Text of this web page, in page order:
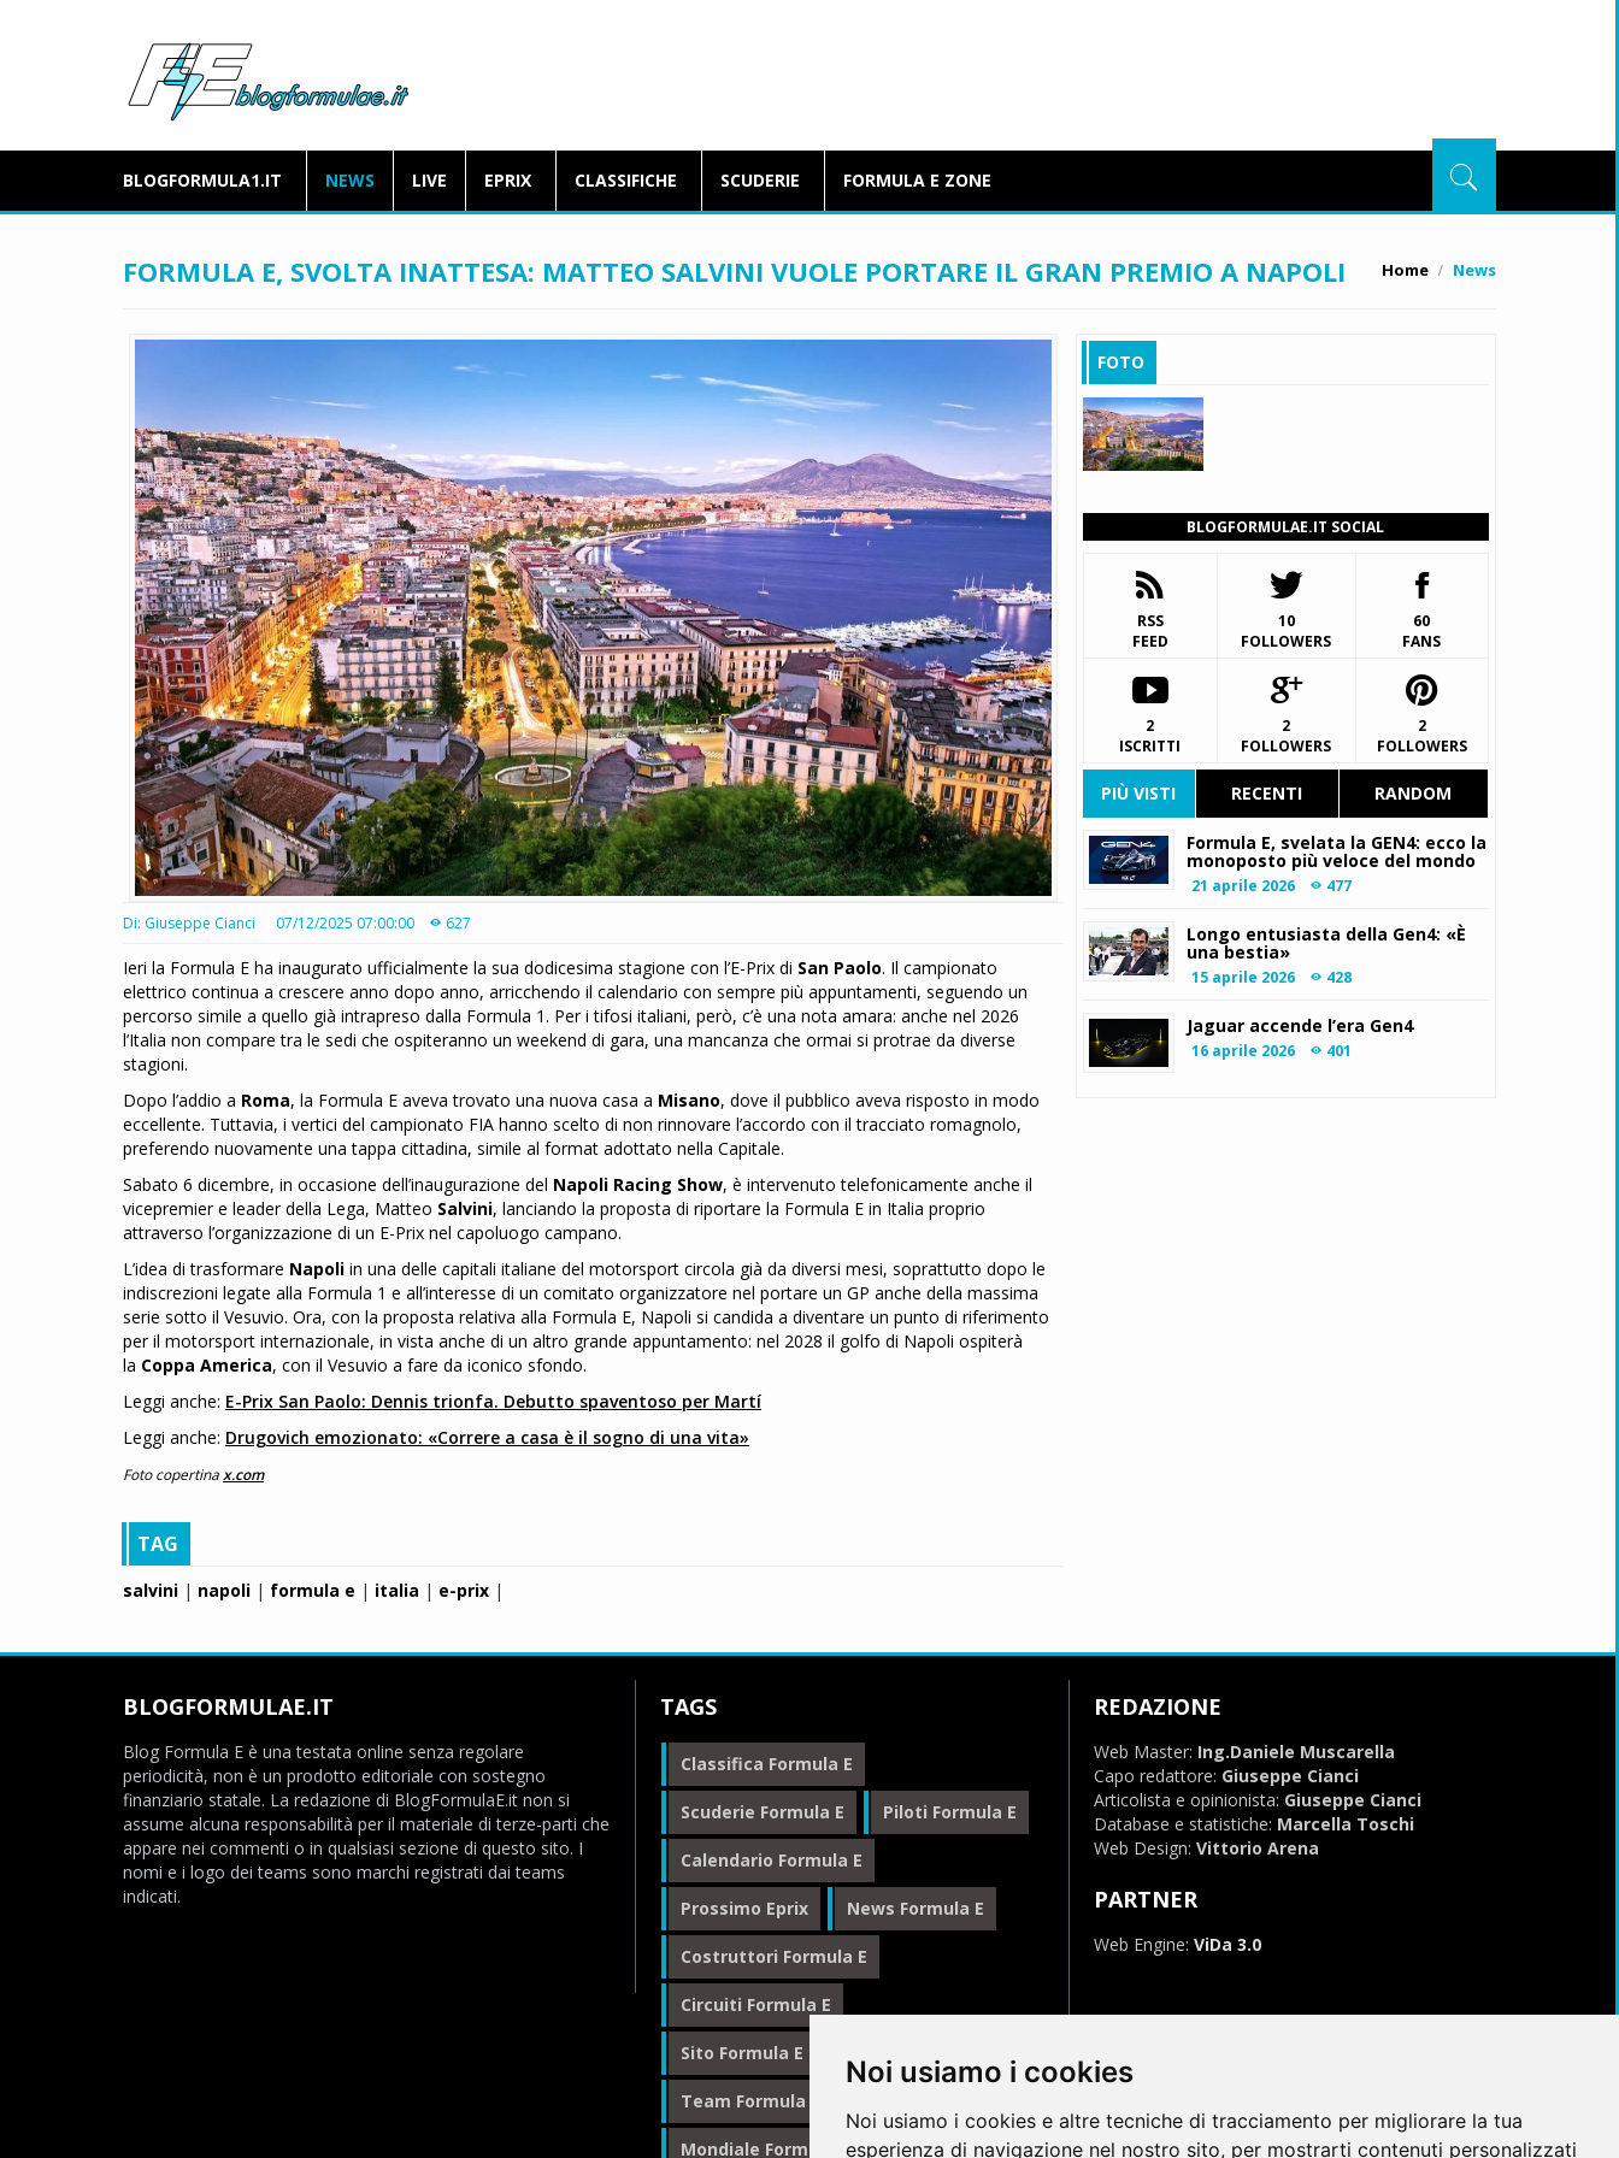
Noi usiamo i cookies
Noi usiamo i cookies e altre tecniche di tracciamento per migliorare la tua
esperienza di navigazione nel nostro sito, per mostrarti contenuti personalizzati
BLOGFORMULA1.IT NEWS LIVE EPRIX CLASSIFICHE SCUDERIE FORMULA E ZONE
FORMULA E, SVOLTA INATTESA: MATTEO SALVINI VUOLE PORTARE IL GRAN PREMIO A NAPOLI Home News
Di: Giuseppe Cianci 07/12/2025 07:00:00 627
Ieri la Formula E ha inaugurato ufficialmente la sua dodicesima stagione con l’E-Prix di San Paolo. Il campionato
elettrico continua a crescere anno dopo anno, arricchendo il calendario con sempre più appuntamenti, seguendo un
percorso simile a quello già intrapreso dalla Formula 1. Per i tifosi italiani, però, c’è una nota amara: anche nel 2026
l’Italia non compare tra le sedi che ospiteranno un weekend di gara, una mancanza che ormai si protrae da diverse
stagioni.
Dopo l’addio a Roma, la Formula E aveva trovato una nuova casa a Misano, dove il pubblico aveva risposto in modo
eccellente. Tuttavia, i vertici del campionato FIA hanno scelto di non rinnovare l’accordo con il tracciato romagnolo,
preferendo nuovamente una tappa cittadina, simile al format adottato nella Capitale.
Sabato 6 dicembre, in occasione dell’inaugurazione del Napoli Racing Show, è intervenuto telefonicamente anche il
vicepremier e leader della Lega, Matteo Salvini, lanciando la proposta di riportare la Formula E in Italia proprio
attraverso l’organizzazione di un E-Prix nel capoluogo campano.
L’idea di trasformare Napoli in una delle capitali italiane del motorsport circola già da diversi mesi, soprattutto dopo le
indiscrezioni legate alla Formula 1 e all’interesse di un comitato organizzatore nel portare un GP anche della massima
serie sotto il Vesuvio. Ora, con la proposta relativa alla Formula E, Napoli si candida a diventare un punto di riferimento
per il motorsport internazionale, in vista anche di un altro grande appuntamento: nel 2028 il golfo di Napoli ospiterà
la Coppa America, con il Vesuvio a fare da iconico sfondo.
Leggi anche: E-Prix San Paolo: Dennis trionfa. Debutto spaventoso per Martí
Leggi anche: Drugovich emozionato: «Correre a casa è il sogno di una vita»
Foto copertina x.com
TAG
salvini | napoli | formula e | italia | e-prix |
FOTO
BLOGFORMULAE.IT SOCIAL
RSS
FEED
10
FOLLOWERS
60
FANS
2
ISCRITTI
2
FOLLOWERS
2
FOLLOWERS
PIÙ VISTI RECENTI RANDOM
Formula E, svelata la GEN4: ecco la
monoposto più veloce del mondo
21 aprile 2026 477
Longo entusiasta della Gen4: «È
una bestia»
15 aprile 2026 428
Jaguar accende l’era Gen4
16 aprile 2026 401
BLOGFORMULAE.IT
Blog Formula E è una testata online senza regolare
periodicità, non è un prodotto editoriale con sostegno
finanziario statale. La redazione di BlogFormulaE.it non si
assume alcuna responsabilità per il materiale di terze-parti che
appare nei commenti o in qualsiasi sezione di questo sito. I
nomi e i logo dei teams sono marchi registrati dai teams
indicati.
TAGS
Classifica Formula E
Scuderie Formula E Piloti Formula E
Calendario Formula E
Prossimo Eprix News Formula E
Costruttori Formula E
Circuiti Formula E
Sito Formula E Italiano
Team Formula E
Mondiale Formula E Formula E
REDAZIONE
Web Master: Ing.Daniele Muscarella
Capo redattore: Giuseppe Cianci
Articolista e opinionista: Giuseppe Cianci
Database e statistiche: Marcella Toschi
Web Design: Vittorio Arena
PARTNER
Web Engine: ViDa 3.0